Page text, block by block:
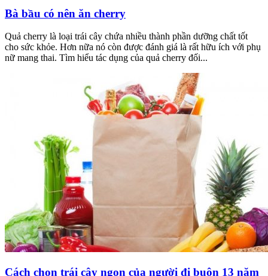
Bà bầu có nên ăn cherry
Quả cherry là loại trái cây chứa nhiều thành phần dưỡng chất tốt
cho sức khỏe. Hơn nữa nó còn được đánh giá là rất hữu ích với phụ
nữ mang thai. Tìm hiểu tác dụng của quả cherry đối...
Cách chọn trái cây ngon của người đi buôn 13 năm